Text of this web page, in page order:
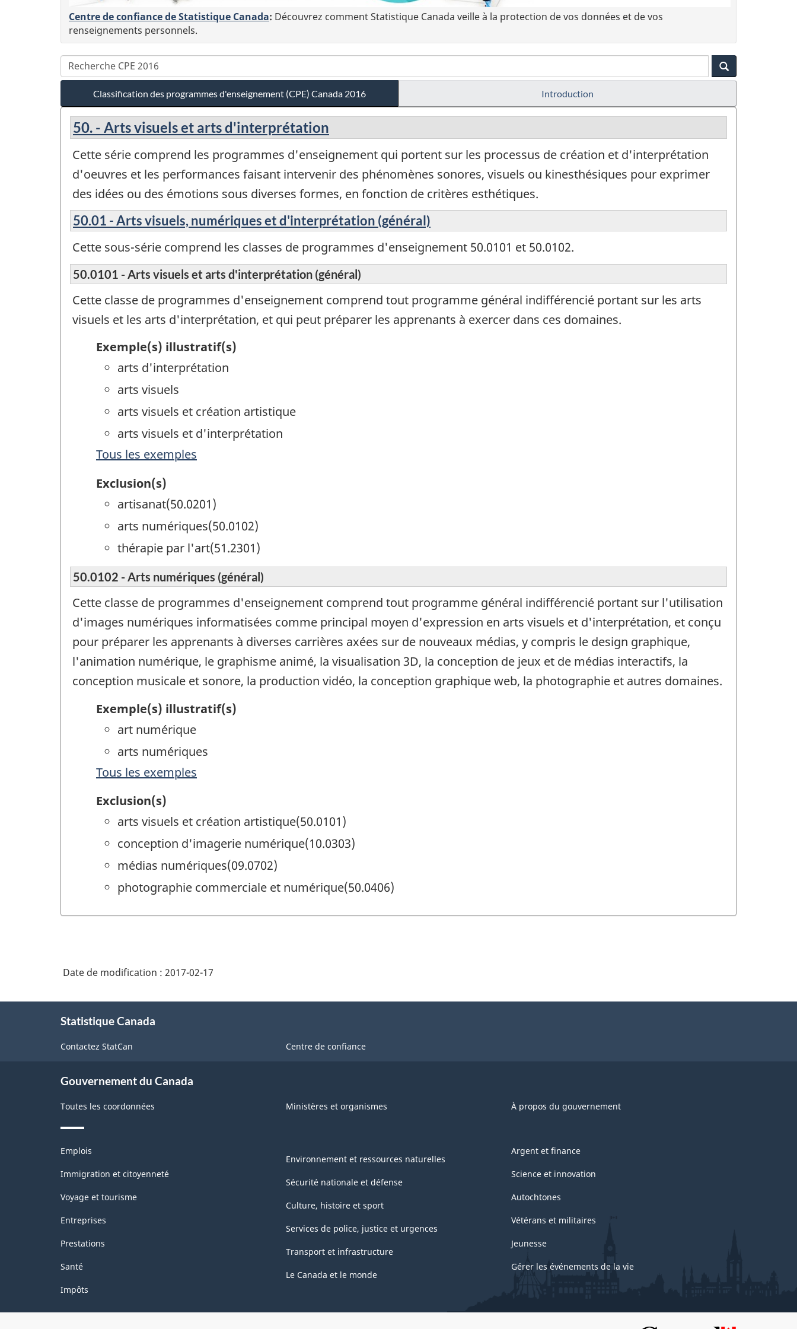
Centre de confiance de Statistique Canada: Découvrez comment Statistique Canada veille à la protection de vos données et de vos
renseignements personnels.
Classification des programmes d'enseignement (CPE) Canada 2016 Introduction
50. - Arts visuels et arts d'interprétation
Cette série comprend les programmes d'enseignement qui portent sur les processus de création et d'interprétation
d'oeuvres et les performances faisant intervenir des phénomènes sonores, visuels ou kinesthésiques pour exprimer
des idées ou des émotions sous diverses formes, en fonction de critères esthétiques.
50.01 - Arts visuels, numériques et d'interprétation (général)
Cette sous-série comprend les classes de programmes d'enseignement 50.0101 et 50.0102.
50.0101 - Arts visuels et arts d'interprétation (général)
Cette classe de programmes d'enseignement comprend tout programme général indifférencié portant sur les arts
visuels et les arts d'interprétation, et qui peut préparer les apprenants à exercer dans ces domaines.
Exemple(s) illustratif(s)
arts d'interprétation
arts visuels
arts visuels et création artistique
arts visuels et d'interprétation
Tous les exemples
Exclusion(s)
artisanat(50.0201)
arts numériques(50.0102)
thérapie par l'art(51.2301)
50.0102 - Arts numériques (général)
Cette classe de programmes d'enseignement comprend tout programme général indifférencié portant sur l'utilisation
d'images numériques informatisées comme principal moyen d'expression en arts visuels et d'interprétation, et conçu
pour préparer les apprenants à diverses carrières axées sur de nouveaux médias, y compris le design graphique,
l'animation numérique, le graphisme animé, la visualisation 3D, la conception de jeux et de médias interactifs, la
conception musicale et sonore, la production vidéo, la conception graphique web, la photographie et autres domaines.
Exemple(s) illustratif(s)
art numérique
arts numériques
Tous les exemples
Exclusion(s)
arts visuels et création artistique(50.0101)
conception d'imagerie numérique(10.0303)
médias numériques(09.0702)
photographie commerciale et numérique(50.0406)
Date de modification : 2017-02-17
Statistique Canada
Contactez StatCan Centre de confiance
Gouvernement du Canada
Toutes les coordonnées Ministères et organismes À propos du gouvernement
Thèmes
sujets
Emplois
Immigration et citoyenneté
Voyage et tourisme
Entreprises
Prestations
Santé
Impôts
Environnement et ressources naturelles
Sécurité nationale et défense
Culture, histoire et sport
Services de police, justice et urgences
Transport et infrastructure
Le Canada et le monde
Argent et finance
Science et innovation
Autochtones
Vétérans et militaires
Jeunesse
Gérer les événements de la vie